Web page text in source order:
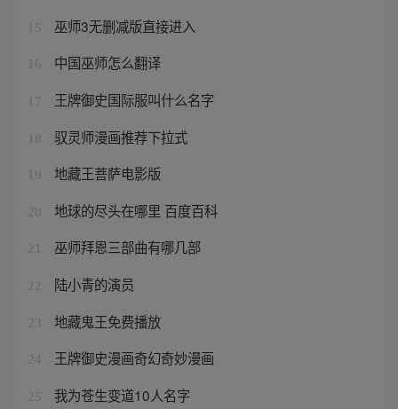
15 巫师3无删减版直接进入
16 中国巫师怎么翻译
17 王牌御史国际服叫什么名字
18 驭灵师漫画推荐下拉式
19 地藏王菩萨电影版
20 地球的尽头在哪里 百度百科
21 巫师拜恩三部曲有哪几部
22 陆小青的演员
23 地藏鬼王免费播放
24 王牌御史漫画奇幻奇妙漫画
25 我为苍生变道10人名字